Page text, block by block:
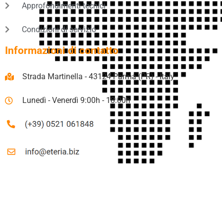
Approfondimenti tecnici
Condizioni di servizio
Informazioni di contatto
Strada Martinella - 43124 Parma (PR) - Italy
Lunedì - Venerdì 9:00h - 18:00h